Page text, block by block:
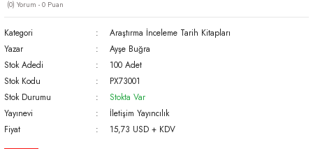
(0) Yorum - 0 Puan
Kategori
Araştırma İnceleme Tarih Kitapları
Yazar
Ayşe Buğra
Stok Adedi
100 Adet
Stok Kodu
PX73001
Stok Durumu
Stokta Var
Yayınevi
İletişim Yayıncılık
Fiyat
15,73 USD + KDV